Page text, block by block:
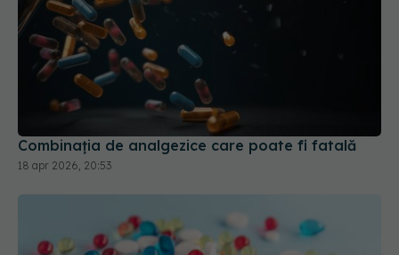
Combinația de analgezice care poate fi fatală
18 apr 2026, 20:53